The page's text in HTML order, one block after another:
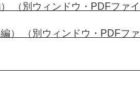
（別ウィンドウ・PDFファイ
） （別ウィンドウ・PDFファ